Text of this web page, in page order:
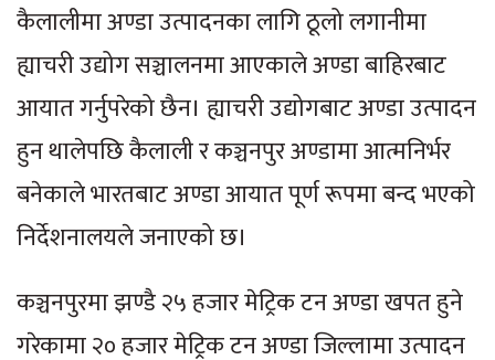
कैलालीमा अण्डा उत्पादनका लागि ठूलो लगानीमा
ह्याचरी उद्योग सञ्चालनमा आएकाले अण्डा बाहिरबाट
आयात गर्नुपरेको छैन। ह्याचरी उद्योगबाट अण्डा उत्पादन
हुन थालेपछि कैलाली र कञ्चनपुर अण्डामा आत्मनिर्भर
बनेकाले भारतबाट अण्डा आयात पूर्ण रूपमा बन्द भएको
निर्देशनालयले जनाएको छ।
कञ्चनपुरमा झण्डै २५ हजार मेट्रिक टन अण्डा खपत हुने
गरेकामा २० हजार मेट्रिक टन अण्डा जिल्लामा उत्पादन